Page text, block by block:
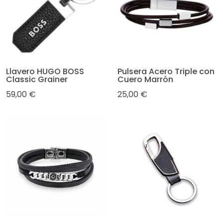
Llavero HUGO BOSS
Classic Grainer
59,00 €
Pulsera Acero Triple con
Cuero Marrón
25,00 €